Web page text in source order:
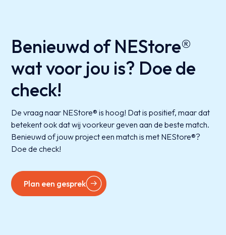
Benieuwd of NEStore®
wat voor jou is? Doe de
check!
De vraag naar NEStore® is hoog! Dat is positief, maar dat
betekent ook dat wij voorkeur geven aan de beste match.
Benieuwd of jouw project een match is met NEStore®?
Doe de check!
Plan een gesprek